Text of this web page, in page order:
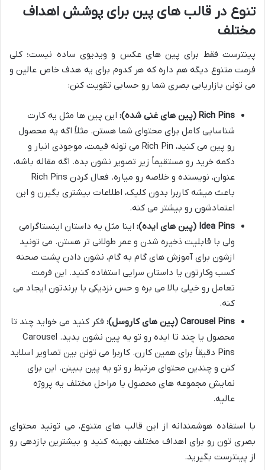
تنوع در قالب های پین برای پوشش اهداف
مختلف
پینترست فقط برای پین های عکس و ویدیوی ساده نیست؛ کلی
فرمت متنوع دیگه هم داره که هر کدوم برای یه هدف خاص عالین و
می تونن بازاریابی بصری شما رو حسابی تقویت کنن:
Rich Pins (پین های غنی شده):
این پین ها مثل یه کارت
شناسایی کامل برای محتوای شما هستن. مثلاً اگه یه محصول
رو پین می کنید، Rich Pin می تونه قیمت، موجودی انبار و
دکمه خرید رو مستقیماً زیر تصویر نشون بده. اگه مقاله باشه،
عنوان، نویسنده و خلاصه رو میاره. فعال کردن Rich Pins
باعث میشه کاربرا بدون کلیک، اطلاعات بیشتری بگیرن و این
اعتمادشون رو بیشتر می کنه.
Idea Pins (پین های ایده):
اینا مثل یه داستان اینستاگرامی
ولی با قابلیت ذخیره شدن و عمر طولانی تر هستن. می تونید
ازشون برای آموزش های گام به گام، نشون دادن پشت صحنه
کسب وکارتون یا داستان سرایی استفاده کنید. این فرمت
تعامل رو خیلی بالا می بره و حس نزدیکی با برندتون ایجاد می
کنه.
Carousel Pins (پین های کاروسل):
فکر کنید می خواید چند تا
محصول یا چند تا ایده رو تو یه پین نشون بدید. Carousel
Pins دقیقاً برای همین کارن. کاربرا می تونن بین تصاویر اسلاید
کنن و چندین محتوای مرتبط رو تو یه پین ببینن. این برای
نمایش مجموعه های محصول یا مراحل مختلف یه پروژه
عالیه.
با استفاده هوشمندانه از این قالب های متنوع، می تونید محتوای
بصری تون رو برای اهداف مختلف بهینه کنید و بیشترین بازدهی رو
از پینترست بگیرید.